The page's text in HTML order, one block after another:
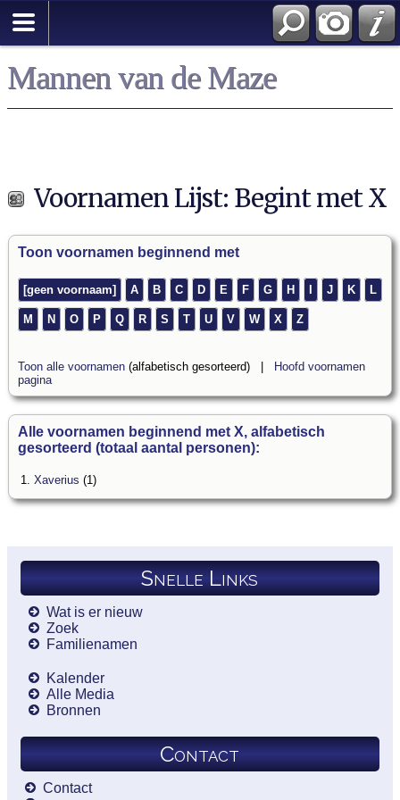
Mannen van de Maze
Voornamen Lijst: Begint met X
Toon voornamen beginnend met
[geen voornaam] A B C D E F G H J K L
M N O P Q R S T U V W X Z
Toon alle voornamen (alfabetisch gesorteerd) | Hoofd voornamen
pagina
Alle voornamen beginnend met X, alfabetisch
gesorteerd (totaal aantal personen):
1. Xaverius (1)
Snelle Links
Wat is er nieuw
Zoek
Familienamen
Kalender
Alle Media
Bronnen
Contact
Contact